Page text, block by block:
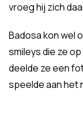
vroeg hij zich
Badosa kon wel
smileys die ze
deelde ze een
speelde aan het